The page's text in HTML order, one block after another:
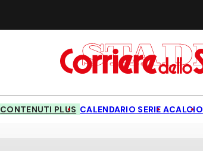
CONTENUTI PLUS CALENDARIO SERIE ACALCIO